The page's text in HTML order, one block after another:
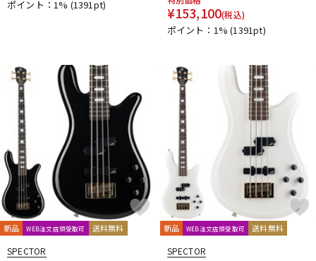
ポイント：1% (1391pt) ¥153,100(税込)
ポイント：1%(1391pt)
新品 WEB注文店頭受取可 送料無料
SPECTOR
新品 WEB注文店頭受取可 送料無料
SPECTOR